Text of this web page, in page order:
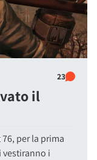
23
il
per la prima
vestiranno i